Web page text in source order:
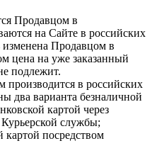
Продавцом в
на Сайте в российских
Продавцом в
цена на уже заказанный
подлежит.
производится в российских
два варианта безналичной
картой через
службы;
картой посредством